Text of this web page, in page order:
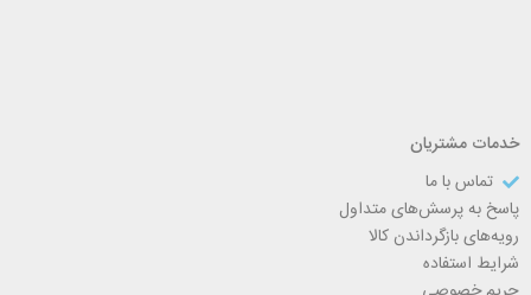
خدمات مشتریان
تماس با ما
پاسخ به پرسش‌های متداول
رویه‌های بازگرداندن کالا
شرایط استفاده